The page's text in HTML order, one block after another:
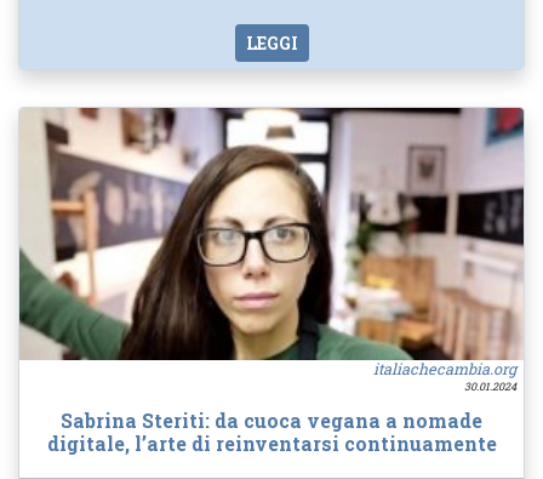
LEGGI
italiachecambia.org
30.01.2024
Sabrina Steriti: da cuoca vegana a nomade
digitale, l’arte di reinventarsi continuamente